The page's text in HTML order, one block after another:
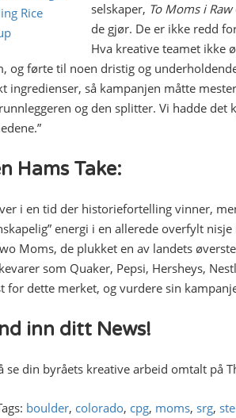
selskaper, To Moms i Raw
de gjør. De er ikke redd
Hva kreative teamet ikke
og førte til noen dristig og
ingredienser, så kampanjen måtte
og den splitter. Vi hadde
Hams Take:
i en tid der historiefortelling vinner,
energi i en allerede overfylt
Moms, de plukket en av landets
som Quaker, Pepsi, Hersheys,
for dette merket, og vurdere sin
inn ditt News!
se din byråets kreative arbeid omtalt på
boulder, colorado, cpg, moms, srg,